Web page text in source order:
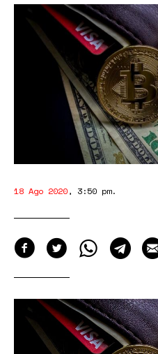
18 Ago 2020, 3:50 pm.